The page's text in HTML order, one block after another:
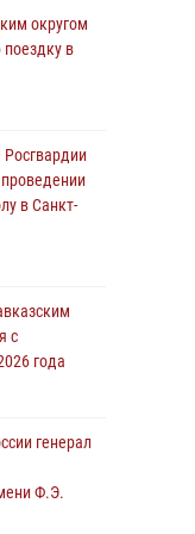
майор
руферов
собора в
в
стали
округом
в
в Санкт-
с
года
генерал
Ф.Э.